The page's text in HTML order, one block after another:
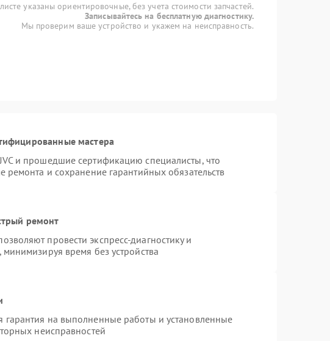
указаны ориентировочные, без учета стоимости запчастей.
Записывайтесь на бесплатную диагностику.
Мы проверим ваше устройство и укажем на неисправность.
мастера
и прошедшие сертификацию специалисты, что
ремонта и сохранение гарантийных обязательств
ремонт
провести экспресс-диагностику и
время без устройства
гарантия на выполненные работы и установленные
неисправностей